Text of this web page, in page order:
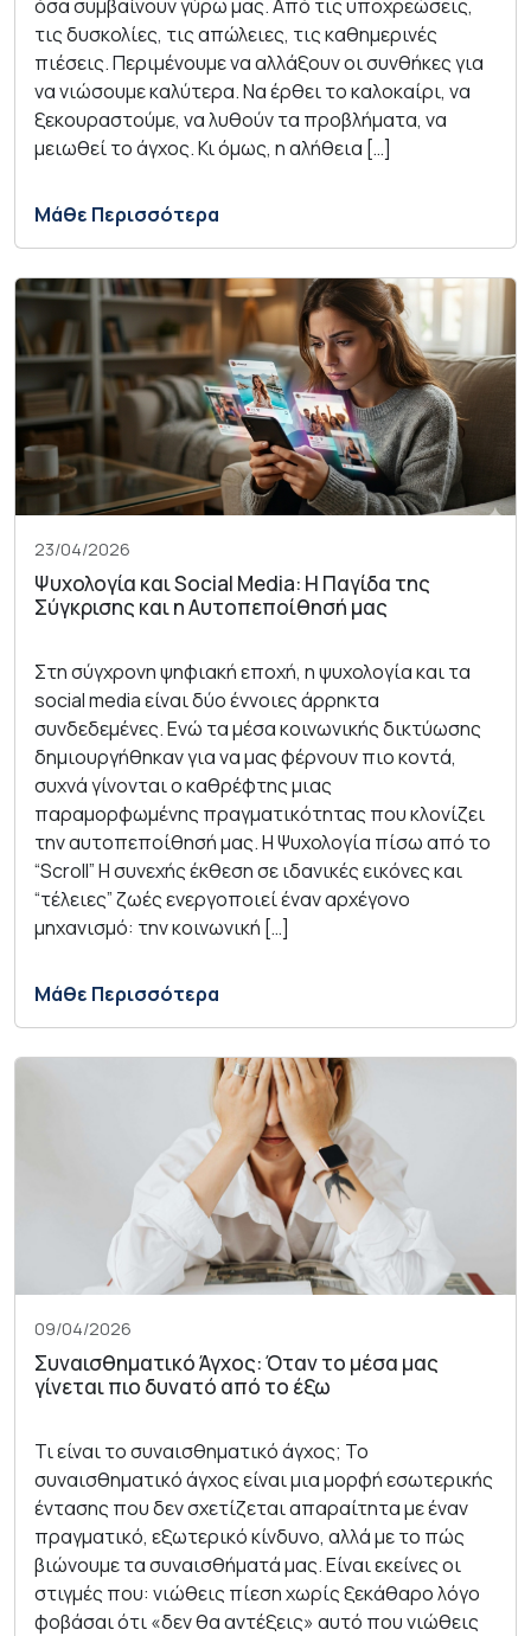
όσα συμβαίνουν γύρω μας. Από τις υποχρεώσεις,
τις δυσκολίες, τις απώλειες, τις καθημερινές
πιέσεις. Περιμένουμε να αλλάξουν οι συνθήκες για
να νιώσουμε καλύτερα. Να έρθει το καλοκαίρι, να
ξεκουραστούμε, να λυθούν τα προβλήματα, να
μειωθεί το άγχος. Κι όμως, η αλήθεια […]
Μάθε Περισσότερα
23/04/2026
Ψυχολογία και Social Media: Η Παγίδα της
Σύγκρισης και η Αυτοπεποίθησή μας
Στη σύγχρονη ψηφιακή εποχή, η ψυχολογία και τα
social media είναι δύο έννοιες άρρηκτα
συνδεδεμένες. Ενώ τα μέσα κοινωνικής δικτύωσης
δημιουργήθηκαν για να μας φέρνουν πιο κοντά,
συχνά γίνονται ο καθρέφτης μιας
παραμορφωμένης πραγματικότητας που κλονίζει
την αυτοπεποίθησή μας. Η Ψυχολογία πίσω από το
“Scroll” Η συνεχής έκθεση σε ιδανικές εικόνες και
“τέλειες” ζωές ενεργοποιεί έναν αρχέγονο
μηχανισμό: την κοινωνική […]
Μάθε Περισσότερα
09/04/2026
Συναισθηματικό Άγχος: Όταν το μέσα μας
γίνεται πιο δυνατό από το έξω
Τι είναι το συναισθηματικό άγχος; Το
συναισθηματικό άγχος είναι μια μορφή εσωτερικής
έντασης που δεν σχετίζεται απαραίτητα με έναν
πραγματικό, εξωτερικό κίνδυνο, αλλά με το πώς
βιώνουμε τα συναισθήματά μας. Είναι εκείνες οι
στιγμές που: νιώθεις πίεση χωρίς ξεκάθαρο λόγο
φοβάσαι ότι «δεν θα αντέξεις» αυτό που νιώθεις